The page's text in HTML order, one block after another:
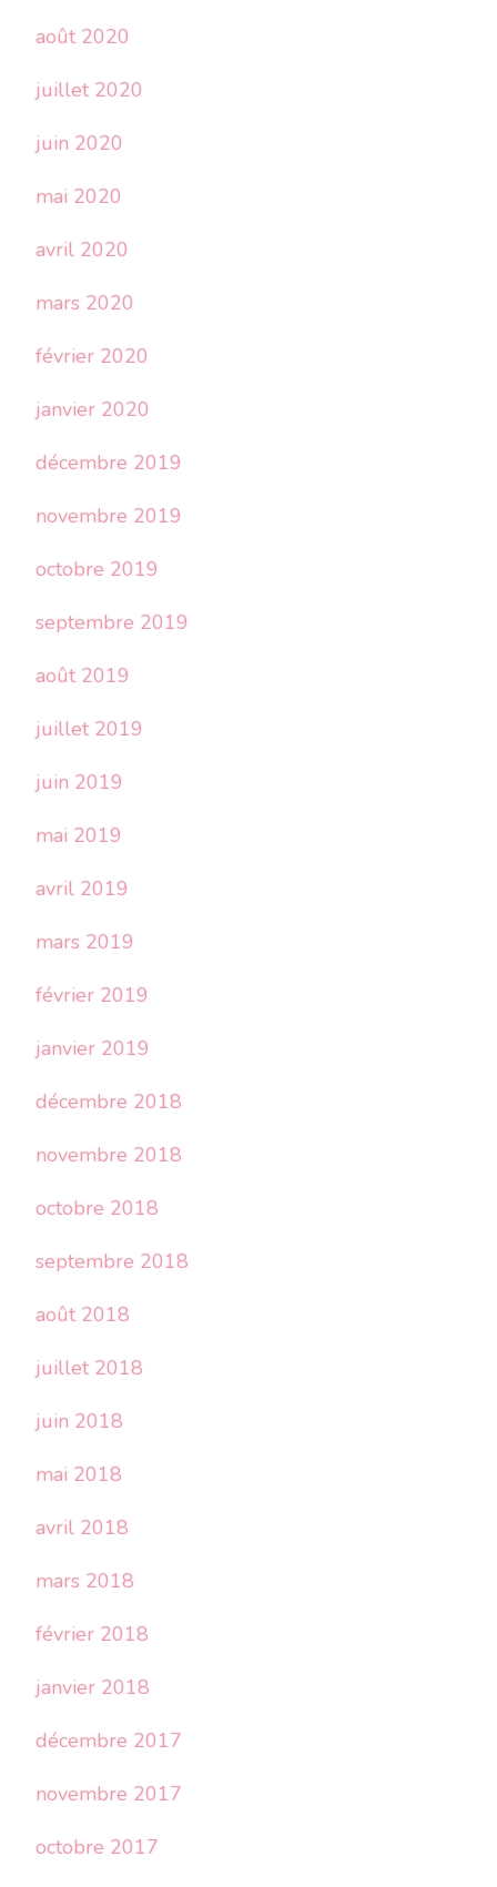
août 2020
juillet 2020
juin 2020
mai 2020
avril 2020
mars 2020
février 2020
janvier 2020
décembre 2019
novembre 2019
octobre 2019
septembre 2019
août 2019
juillet 2019
juin 2019
mai 2019
avril 2019
mars 2019
février 2019
janvier 2019
décembre 2018
novembre 2018
octobre 2018
septembre 2018
août 2018
juillet 2018
juin 2018
mai 2018
avril 2018
mars 2018
février 2018
janvier 2018
décembre 2017
novembre 2017
octobre 2017